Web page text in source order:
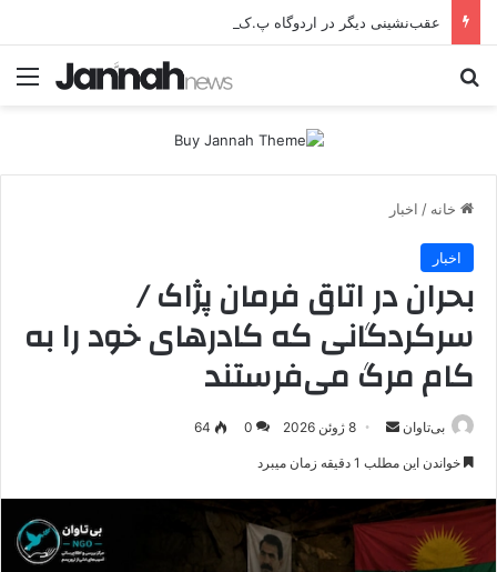
خانه / اخبار
اخبار
بحران در اتاق فرمان پژاک /
سرکردگانی که کادرهای خود را به
کام مرگ می‌فرستند
بی‌تاوان
ر
ا
8 ژوئن 2026 0
64
خواندن این مطلب 1 دقیقه زمان میبرد